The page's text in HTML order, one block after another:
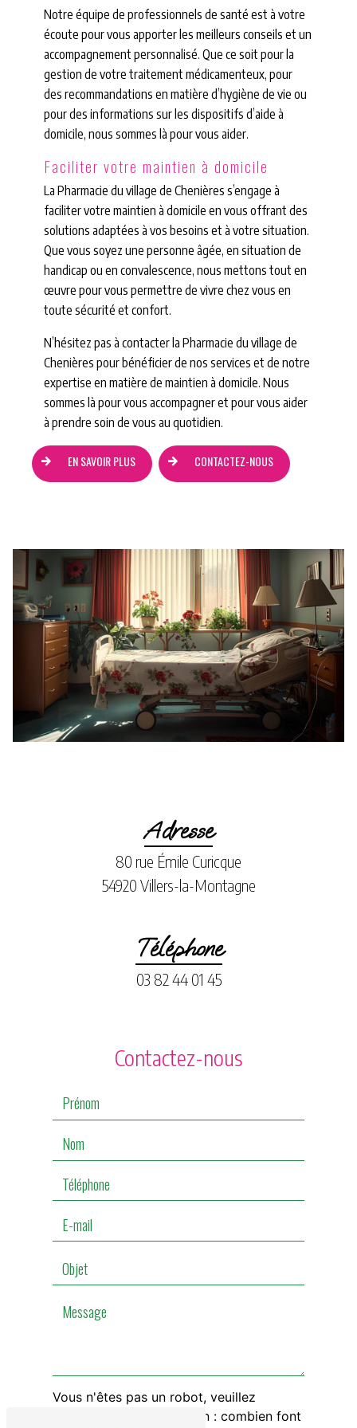
Notre équipe de professionnels de santé est à votre
écoute pour vous apporter les meilleurs conseils et un
accompagnement personnalisé. Que ce soit pour la
gestion de votre traitement médicamenteux, pour
des recommandations en matière d’hygiène de vie ou
pour des informations sur les dispositifs d’aide à
domicile, nous sommes là pour vous aider.
Faciliter votre maintien à domicile
La Pharmacie du village de Chenières s’engage à
faciliter votre maintien à domicile en vous offrant des
solutions adaptées à vos besoins et à votre situation.
Que vous soyez une personne âgée, en situation de
handicap ou en convalescence, nous mettons tout en
œuvre pour vous permettre de vivre chez vous en
toute sécurité et confort.
N’hésitez pas à contacter la Pharmacie du village de
Chenières pour bénéficier de nos services et de notre
expertise en matière de maintien à domicile. Nous
sommes là pour vous accompagner et pour vous aider
à prendre soin de vous au quotidien.
EN SAVOIR PLUS CONTACTEZ-NOUS
Adresse
80 rue Émile Curicque
54920 Villers-la-Montagne
Téléphone
03 82 44 01 45
Contactez-nous
Vous n'êtes pas un robot, veuillez
répondre à cette question : combien font